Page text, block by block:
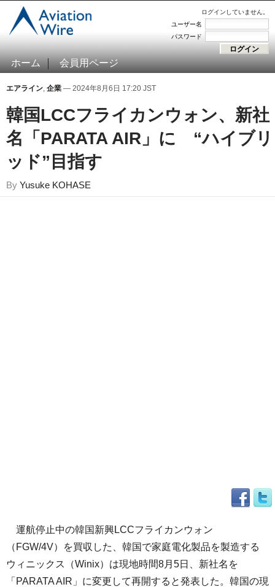
ログインしていません。
ユーザー名
パスワード
ホーム 会員用ページ
エアライン, 企業 — 2024年8月6日 17:20 JST
韓国LCCフライカンウォン、新社
名「PARATA AIR」に “ハイブリ
ッド”目指す
By Yusuke KOHASE
運航停止中の韓国新興LCCフライカンウォン
（FGW/4V）を買収した、韓国で家庭電化製品を製造する
ウィニックス（Winix）は現地時間8月5日、新社名を
「PARATA AIR」に変更して再開すると発表した。韓国の現